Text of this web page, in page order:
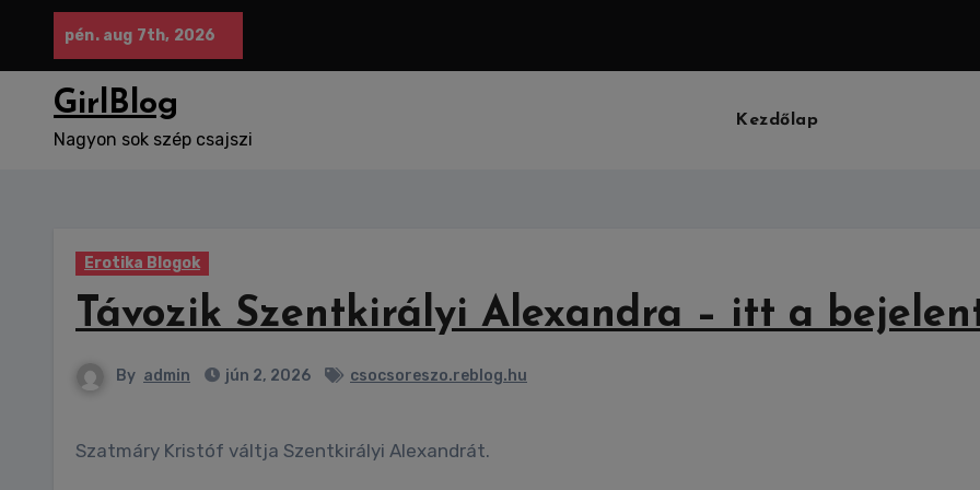
content
pén. aug 7th, 2026
GirlBlog
Nagyon sok szép csajszi
Kezdőlap
Erotika Blogok
Távozik Szentkirályi Alexandra – itt a
By admin jún 2, 2026 csocsoreszo.reblog.hu
Szatmáry Kristóf váltja Szentkirályi Alexandrát.